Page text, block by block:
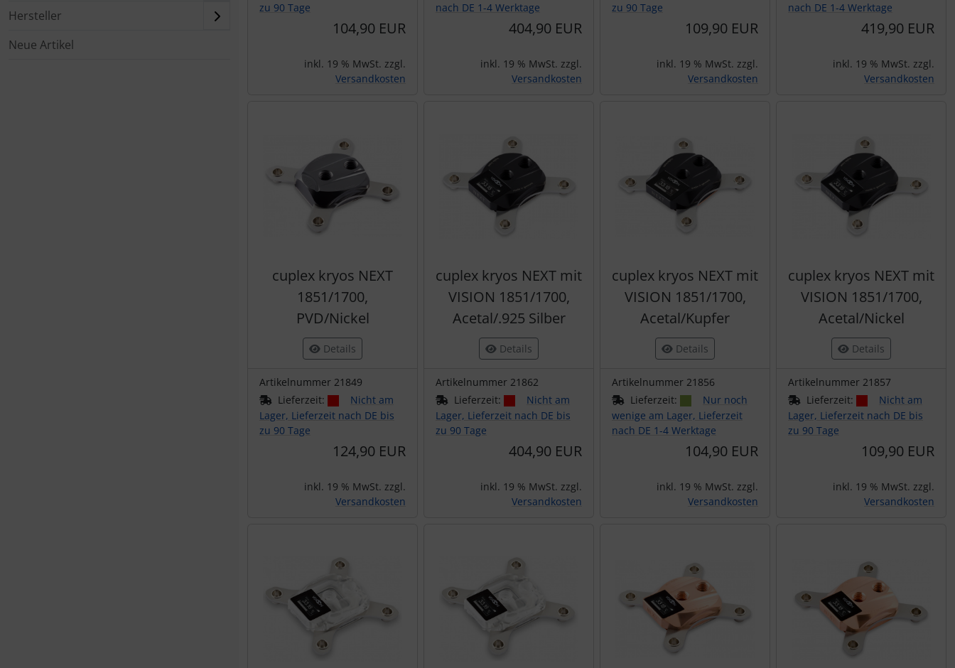
Hersteller
Neue Artikel
zu 90 Tage
104,90 EUR
inkl. 19 % MwSt. zzgl.
Versandkosten
nach DE 1-4 Werktage
404,90 EUR
inkl. 19 % MwSt. zzgl.
Versandkosten
zu 90 Tage
109,90 EUR
inkl. 19 % MwSt. zzgl.
Versandkosten
nach DE 1-4 Werktage
419,90 EUR
inkl. 19 % MwSt. zzgl.
Versandkosten
cuplex kryos NEXT
1851/1700,
PVD/Nickel
Details
Artikelnummer 21849
Lieferzeit:
Nicht am
Lager, Lieferzeit nach DE bis
zu 90 Tage
124,90 EUR
inkl. 19 % MwSt. zzgl.
Versandkosten
cuplex kryos NEXT mit
VISION 1851/1700,
Acetal/.925 Silber
Details
Artikelnummer 21862
Lieferzeit:
Nicht am
Lager, Lieferzeit nach DE bis
zu 90 Tage
404,90 EUR
inkl. 19 % MwSt. zzgl.
Versandkosten
cuplex kryos NEXT mit
VISION 1851/1700,
Acetal/Kupfer
Details
Artikelnummer 21856
Lieferzeit:
Nur noch
wenige am Lager, Lieferzeit
nach DE 1-4 Werktage
104,90 EUR
inkl. 19 % MwSt. zzgl.
Versandkosten
cuplex kryos NEXT mit
VISION 1851/1700,
Acetal/Nickel
Details
Artikelnummer 21857
Lieferzeit:
Nicht am
Lager, Lieferzeit nach DE bis
zu 90 Tage
109,90 EUR
inkl. 19 % MwSt. zzgl.
Versandkosten